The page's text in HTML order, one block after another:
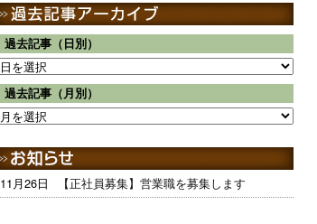
過去記事（日別）
過去記事（月別）
11月26日 【正社員募集】営業職を募集します